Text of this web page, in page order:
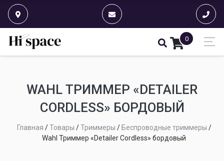
0
WAHL ТРИММЕР «DETAILER
CORDLESS» БОРДОВЫЙ
Главная /Товары /Триммеры / Беспроводные триммеры /
Wahl Триммер «Detailer Cordless» бордовый